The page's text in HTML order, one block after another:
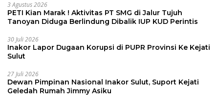
3 Agustus 2026
PETI Kian Marak ! Aktivitas PT SMG di Jalur Tujuh
Tanoyan Diduga Berlindung Dibalik IUP KUD Perintis
30 Juli 2026
Inakor Lapor Dugaan Korupsi di PUPR Provinsi Ke Kejati
Sulut
27 Juli 2026
Dewan Pimpinan Nasional Inakor Sulut, Suport Kejati
Geledah Rumah Jimmy Asiku